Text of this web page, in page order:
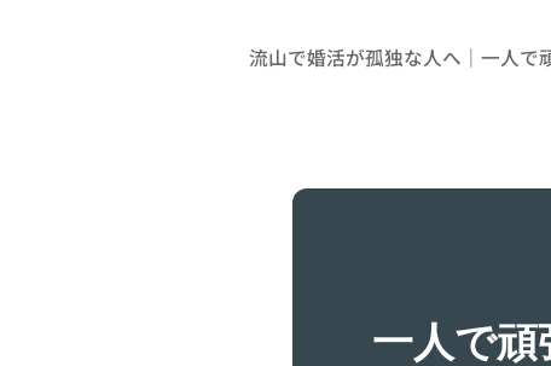
流山で婚活が孤独な人へ｜一人で
一人で